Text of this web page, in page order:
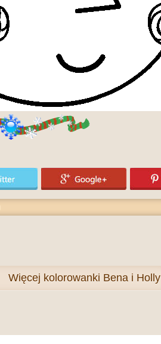
Więcej kolorowanki Bena i Holly